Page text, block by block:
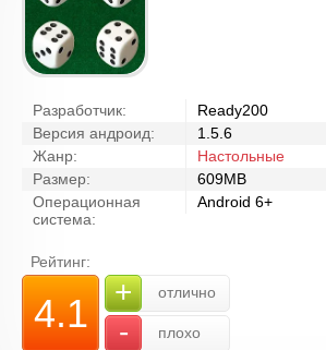
Разработчик:
Ready200
Версия андроид:
1.5.6
Жанр:
Настольные
Размер:
609MB
Операционная
система:
Android 6+
Рейтинг:
4.1 + отлично
-
плохо